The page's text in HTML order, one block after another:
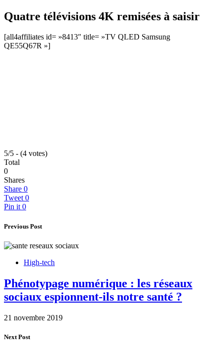
Quatre télévisions 4K remisées à saisir
[all4affiliates id= »8413″ title= »TV QLED Samsung
QE55Q67R »]
5/5 - (4 votes)
Total
0
Shares
Share 0
Tweet 0
Pin it 0
Previous Post
High-tech
Phénotypage numérique : les réseaux
sociaux espionnent-ils notre santé ?
21 novembre 2019
Next Post